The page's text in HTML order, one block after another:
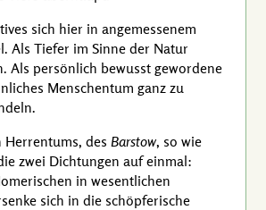
sich hier in angemessenem
Als Tiefer im Sinne der Natur
Als persönlich bewusst gewordene
Menschentum ganz zu
Herrentums, des Barstow, so wie
zwei Dichtungen auf einmal:
in wesentlichen
sich in die schöpferische